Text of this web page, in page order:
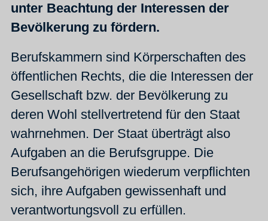
unter Beachtung der Interessen der
Bevölkerung zu fördern.
Berufskammern sind Körperschaften des
öffentlichen Rechts, die die Interessen der
Gesellschaft bzw. der Bevölkerung zu
deren Wohl stellvertretend für den Staat
wahrnehmen. Der Staat überträgt also
Aufgaben an die Berufsgruppe. Die
Berufsangehörigen wiederum verpflichten
sich, ihre Aufgaben gewissenhaft und
verantwortungsvoll zu erfüllen.